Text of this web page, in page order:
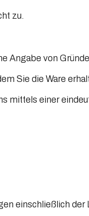
zu.
Angabe von
Sie die Ware
mittels einer
einschließlich